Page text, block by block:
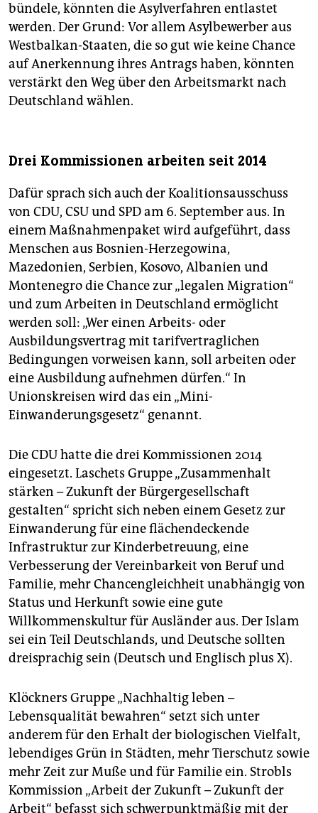
bündele, könnten die Asylverfahren entlastet
werden. Der Grund: Vor allem Asylbewerber aus
Westbalkan-Staaten, die so gut wie keine Chance
auf Anerkennung ihres Antrags haben, könnten
verstärkt den Weg über den Arbeitsmarkt nach
Deutschland wählen.
Drei Kommissionen arbeiten seit 2014
Dafür sprach sich auch der Koalitionsausschuss
von CDU, CSU und SPD am 6. September aus. In
einem Maßnahmenpaket wird aufgeführt, dass
Menschen aus Bosnien-Herzegowina,
Mazedonien, Serbien, Kosovo, Albanien und
Montenegro die Chance zur „legalen Migration“
und zum Arbeiten in Deutschland ermöglicht
werden soll: „Wer einen Arbeits- oder
Ausbildungsvertrag mit tarifvertraglichen
Bedingungen vorweisen kann, soll arbeiten oder
eine Ausbildung aufnehmen dürfen.“ In
Unionskreisen wird das ein „Mini-
Einwanderungsgesetz“ genannt.
Die CDU hatte die drei Kommissionen 2014
eingesetzt. Laschets Gruppe „Zusammenhalt
stärken – Zukunft der Bürgergesellschaft
gestalten“ spricht sich neben einem Gesetz zur
Einwanderung für eine flächendeckende
Infrastruktur zur Kinderbetreuung, eine
Verbesserung der Vereinbarkeit von Beruf und
Familie, mehr Chancengleichheit unabhängig von
Status und Herkunft sowie eine gute
Willkommenskultur für Ausländer aus. Der Islam
sei ein Teil Deutschlands, und Deutsche sollten
dreisprachig sein (Deutsch und Englisch plus X).
Klöckners Gruppe „Nachhaltig leben –
Lebensqualität bewahren“ setzt sich unter
anderem für den Erhalt der biologischen Vielfalt,
lebendiges Grün in Städten, mehr Tierschutz sowie
mehr Zeit zur Muße und für Familie ein. Strobls
Kommission „Arbeit der Zukunft – Zukunft der
Arbeit“ befasst sich schwerpunktmäßig mit der